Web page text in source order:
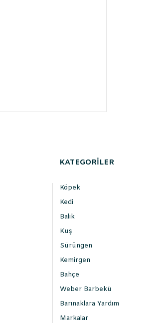
KATEGORİLER
Köpek
Kedi
Balık
Kuş
Sürüngen
Kemirgen
Bahçe
Weber Barbekü
Barınaklara Yardım
Markalar